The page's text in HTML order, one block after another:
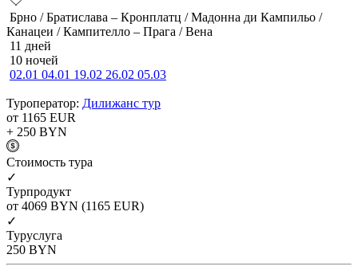
Брно / Братислава – Кронплатц / Мадонна ди Кампильо /
Канацеи / Кампителло – Прага / Вена
11 дней
10 ночей
02.01 04.01 19.02 26.02 05.03
Туроператор: Дилижанс тур
от 1165 EUR
+ 250 BYN
Cтоимость тура
✓
Турпродукт
от 4069 BYN (1165 EUR)
✓
Туруслуга
250 BYN